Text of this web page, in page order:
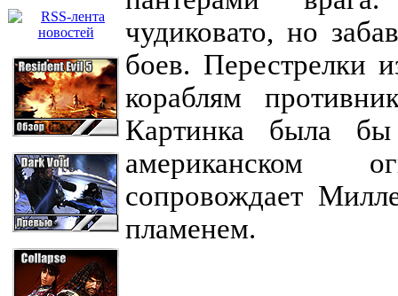
чудиковато, но
боев. Перестрелки
кораблям
Картинка была
американском
сопровождает
пламенем.